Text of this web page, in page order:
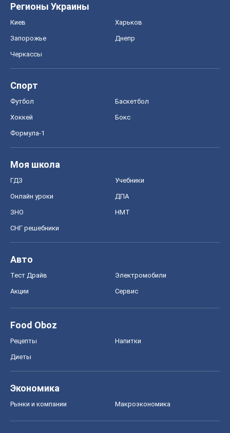
Регионы Украины
Киев Харьков
Запорожье Днепр
Черкассы
Спорт
Футбол Баскетбол
Хоккей Бокс
Формула-1
Моя школа
ГДЗ Учебники
Онлайн уроки ДПА
ЗНО НМТ
СНГ решебники
Авто
Тест Драйв Электромобили
Акции Сервис
Food Oboz
Рецепты Напитки
Диеты
Экономика
Рынки и компании Mакроэкономика